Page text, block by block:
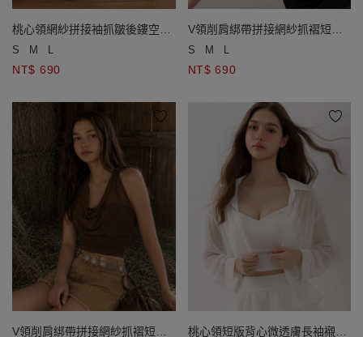
桃心領網紗拼接袖抓皺後鏤空短
版上衣(附胸墊)
S M L
NT$ 690
V領削肩綁帶拼接網紗抓褶短版
上衣(附胸墊)
S M L
NT$ 690
V領削肩綁帶拼接網紗抓褶短版 桃心領短版背心微透膚長袖襯衫